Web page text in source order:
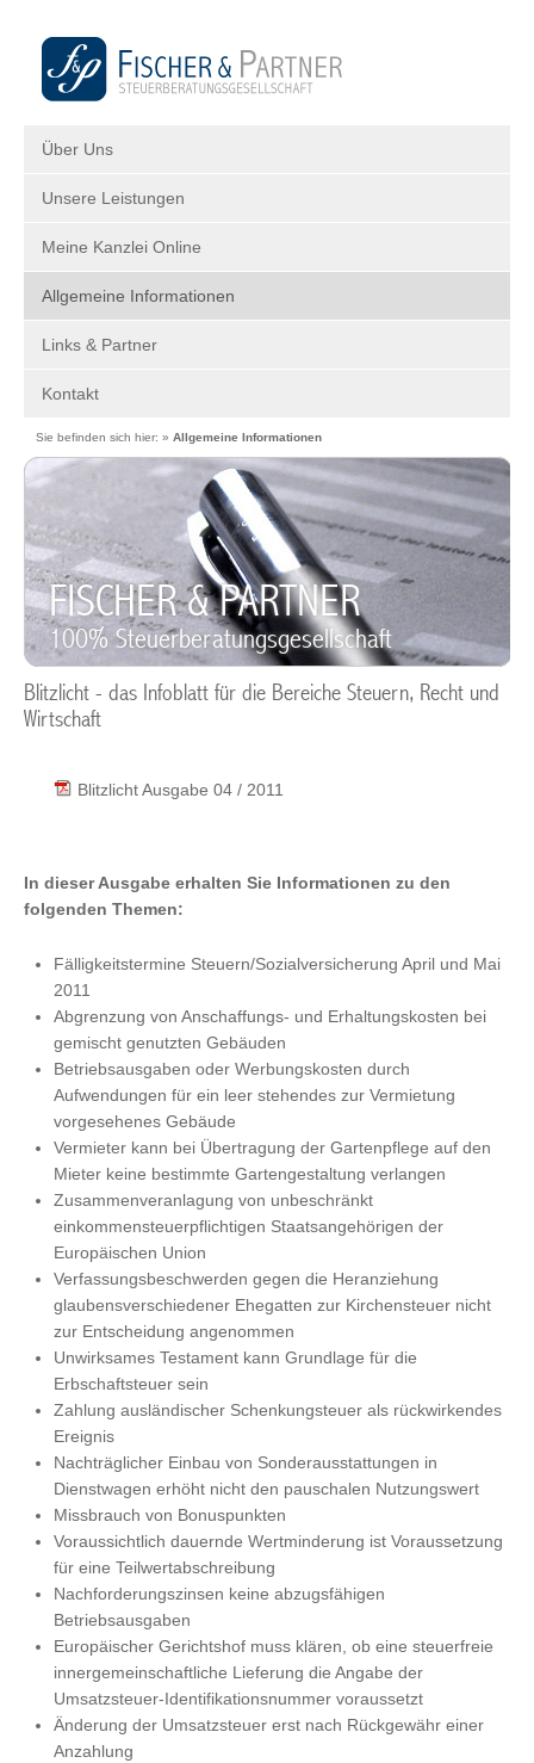
Über Uns
Unsere Leistungen
Meine Kanzlei Online
Allgemeine Informationen
Links & Partner
Kontakt
Sie befinden sich hier: » Allgemeine Informationen
FISCHER & PARTNER
100% Steuerberatungsgesellschaft
Blitzlicht - das Infoblatt für die Bereiche Steuern, Recht und
Wirtschaft
Blitzlicht Ausgabe 04 / 2011
In dieser Ausgabe erhalten Sie Informationen zu den
folgenden Themen:
Fälligkeitstermine Steuern/Sozialversicherung April und Mai
2011
Abgrenzung von Anschaffungs- und Erhaltungskosten bei
gemischt genutzten Gebäuden
Betriebsausgaben oder Werbungskosten durch
Aufwendungen für ein leer stehendes zur Vermietung
vorgesehenes Gebäude
Vermieter kann bei Übertragung der Gartenpflege auf den
Mieter keine bestimmte Gartengestaltung verlangen
Zusammenveranlagung von unbeschränkt
einkommensteuerpflichtigen Staatsangehörigen der
Europäischen Union
Verfassungsbeschwerden gegen die Heranziehung
glaubensverschiedener Ehegatten zur Kirchensteuer nicht
zur Entscheidung angenommen
Unwirksames Testament kann Grundlage für die
Erbschaftsteuer sein
Zahlung ausländischer Schenkungsteuer als rückwirkendes
Ereignis
Nachträglicher Einbau von Sonderausstattungen in
Dienstwagen erhöht nicht den pauschalen Nutzungswert
Missbrauch von Bonuspunkten
Voraussichtlich dauernde Wertminderung ist Voraussetzung
für eine Teilwertabschreibung
Nachforderungszinsen keine abzugsfähigen
Betriebsausgaben
Europäischer Gerichtshof muss klären, ob eine steuerfreie
innergemeinschaftliche Lieferung die Angabe der
Umsatzsteuer-Identifikationsnummer voraussetzt
Änderung der Umsatzsteuer erst nach Rückgewähr einer
Anzahlung